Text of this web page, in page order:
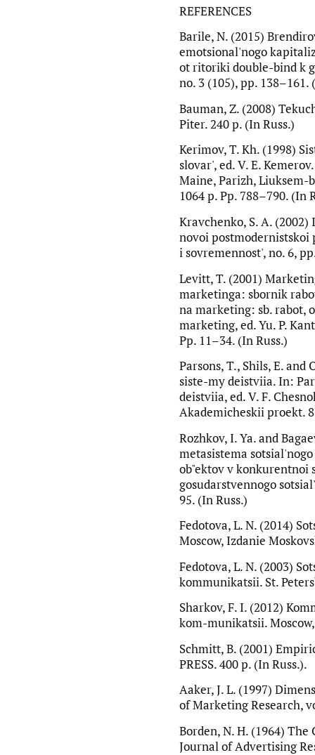
REFERENCES
Barile, N. (2015)
emotsional'nogo
ot ritoriki double-bind k
no. 3 (105), pp. 138–161.
Bauman, Z. (2008)
Piter. 240 p. (In Russ.)
Kerimov, T. Kh. (1998)
slovar', ed. V. E.
Maine, Parizh, Liuksem-
1064 p. Pp. 788–790. (In
Kravchenko, S. A.
novoi postmodernistskoi
i sovremennost', no. 6,
Levitt, T. (2001)
marketinga: sbornik
na marketing: sb. rabot,
marketing, ed. Yu. P.
Pp. 11–34. (In Russ.)
Parsons, T., Shils, E. and
siste-my deistviia. In:
deistviia, ed. V. F.
Akademicheskii proekt.
Rozhkov, I. Ya. and
metasistema
ob"ektov v konkurentnoi
gosudarstvennogo
95. (In Russ.)
Fedotova, L. N. (2014)
Moscow, Izdanie
Fedotova, L. N. (2003)
kommunikatsii. St.
Sharkov, F. I. (2012)
kom-munikatsii.
Schmitt, B. (2001)
PRESS. 400 p. (In Russ.).
Aaker, J. L. (1997)
of Marketing Research,
Borden, N. H. (1964)
Journal of Advertising